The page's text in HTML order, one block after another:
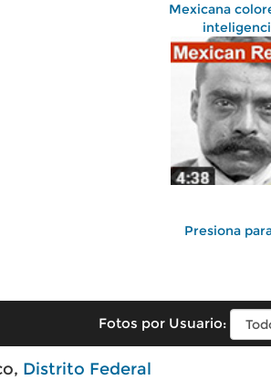
Mexicana
Presiona
Fotos por Usuario:
Distrito Federal